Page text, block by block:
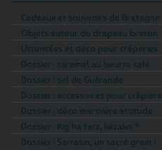
Cadeaux et souvenirs de Bretagne
Objets autour du drapeau breton
Ustensiles et déco pour crêperies
Dossier : caramel au beurre salé
Dossier : sel de Guérande
Dossier : accessoires pour crêpière
Dossier : déco marinière attitude
Dossier : Kig ha Farz, kézako ?
Dossier : Sarrasin, un sacré grain !